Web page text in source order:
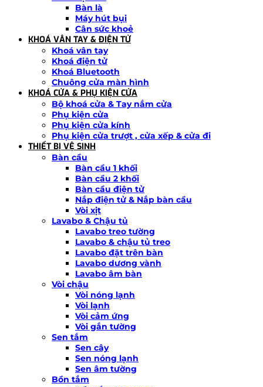
Bàn là
Máy hút bụi
Cân sức khoẻ
KHOÁ VÂN TAY & ĐIỆN TỬ
Khoá vân tay
Khoá điện tử
Khoá Bluetooth
Chuông cửa màn hình
KHOÁ CỬA & PHỤ KIỆN CỬA
Bộ khoá cửa & Tay nắm cửa
Phụ kiện cửa
Phụ kiện cửa kính
Phụ kiện cửa trượt , cửa xếp & cửa đi
THIẾT BỊ VỆ SINH
Bàn cầu
Bàn cầu 1 khối
Bàn cầu 2 khối
Bàn cầu điện tử
Nắp điện tử & Nắp bàn cầu
Vòi xịt
Lavabo & Chậu tủ
Lavabo treo tường
Lavabo & chậu tủ treo
Lavabo đặt trên bàn
Lavabo dương vành
Lavabo âm bàn
Vòi chậu
Vòi nóng lạnh
Vòi lạnh
Vòi cảm ứng
Vòi gắn tường
Sen tắm
Sen cây
Sen nóng lạnh
Sen âm tường
Bồn tắm